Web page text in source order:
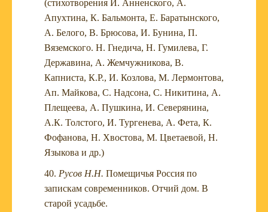
(стихотворения И. Анненского, А.
Апухтина, К. Бальмонта, Е. Баратынского,
А. Белого, В. Брюсова, И. Бунина, П.
Вяземского. Н. Гнедича, Н. Гумилева, Г.
Державина, А. Жемчужникова, В.
Капниста, К.Р., И. Козлова, М. Лермонтова,
Ап. Майкова, С. Надсона, С. Никитина, А.
Плещеева, А. Пушкина, И. Северянина,
А.К. Толстого, И. Тургенева, А. Фета, К.
Фофанова, Н. Хвостова, М. Цветаевой, Н.
Языкова и др.)
Русов Н.Н. Помещичья Россия по
запискам современников. Отчий дом. В
старой усадьбе.